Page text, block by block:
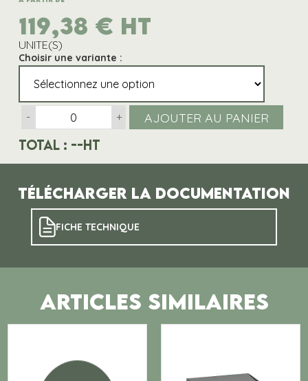
119,38 € HT
UNITE(S)
Choisir une variante :
- + AJOUTER AU PANIER
Total : --HT
Télécharger la documentation
FICHE TECHNIQUE
ARTICLES SIMILAIRES